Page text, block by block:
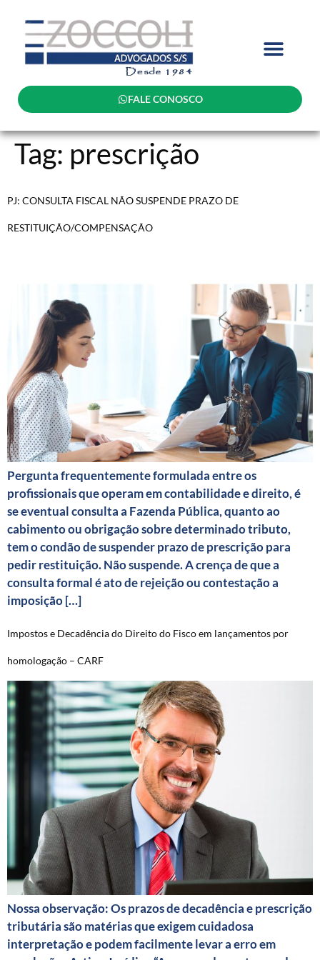
FALE CONOSCO
Tag: prescrição
PJ: CONSULTA FISCAL NÃO SUSPENDE PRAZO DE
RESTITUIÇÃO/COMPENSAÇÃO
Pergunta frequentemente formulada entre os
profissionais que operam em contabilidade e direito, é
se eventual consulta a Fazenda Pública, quanto ao
cabimento ou obrigação sobre determinado tributo,
tem o condão de suspender prazo de prescrição para
pedir restituição. Não suspende. A crença de que a
consulta formal é ato de rejeição ou contestação a
imposição […]
Impostos e Decadência do Direito do Fisco em lançamentos por
homologação – CARF
Nossa observação: Os prazos de decadência e prescrição
tributária são matérias que exigem cuidadosa
interpretação e podem facilmente levar a erro em